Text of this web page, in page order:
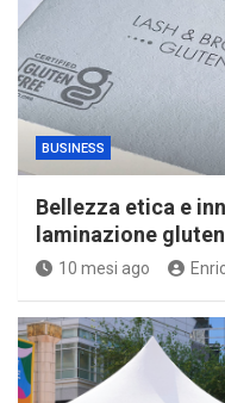
BUSINESS
Bellezza etica e
laminazione
10 mesi ago